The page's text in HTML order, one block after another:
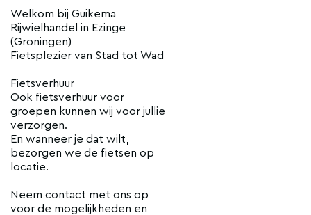
Welkom bij Guikema
Rijwielhandel in Ezinge
(Groningen)
Fietsplezier van Stad tot Wad
Fietsverhuur
Ook fietsverhuur voor
groepen kunnen wij voor jullie
verzorgen.
En wanneer je dat wilt,
bezorgen we de fietsen op
locatie.
Neem contact met ons op
voor de mogelijkheden en